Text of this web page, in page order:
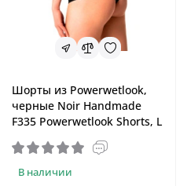
Шорты из Powerwetlook,
черные Noir Handmade
F335 Powerwetlook Shorts, L
В наличии